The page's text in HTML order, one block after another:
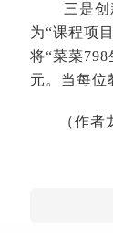
三是
为“课程项
将“菜菜
元。当每
（作